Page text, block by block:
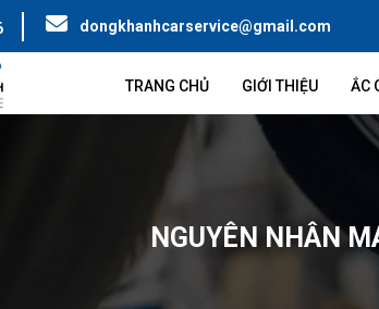
dongkhanhcarservice@gmail.com
TRANG CHỦ GIỚI THIỆU ẮC
NGUYÊN NHÂN